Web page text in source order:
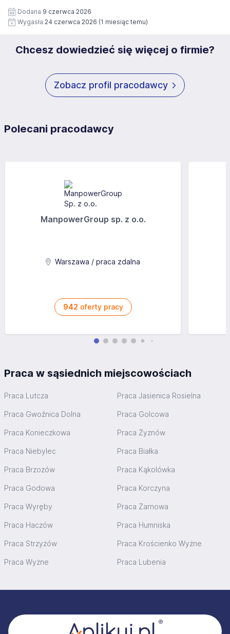
https://www.workprofit.pl/klauzula-informacyjna.html
czasie wycofana.
Dodana 9 czerwca 2026
Wygasła 24 czerwca 2026 (1 miesiąc temu)
Chcesz dowiedzieć się więcej o firmie?
Zobacz profil pracodawcy
Polecani pracodawcy
ManpowerGroup sp. z o.o.
Warszawa / praca zdalna
942 oferty pracy
Praca w sąsiednich miejscowościach
Praca Lutcza Praca Jasienica Rosielna
Praca Gwoźnica Dolna Praca Golcowa
Praca Konieczkowa Praca Żyznów
Praca Niebylec Praca Białka
Praca Brzozów Praca Kąkolówka
Praca Godowa Praca Korczyna
Praca Wyręby Praca Żarnowa
Praca Haczów Praca Humniska
Praca Strzyżów Praca Krościenko Wyżne
Praca Wyżne Praca Lubenia